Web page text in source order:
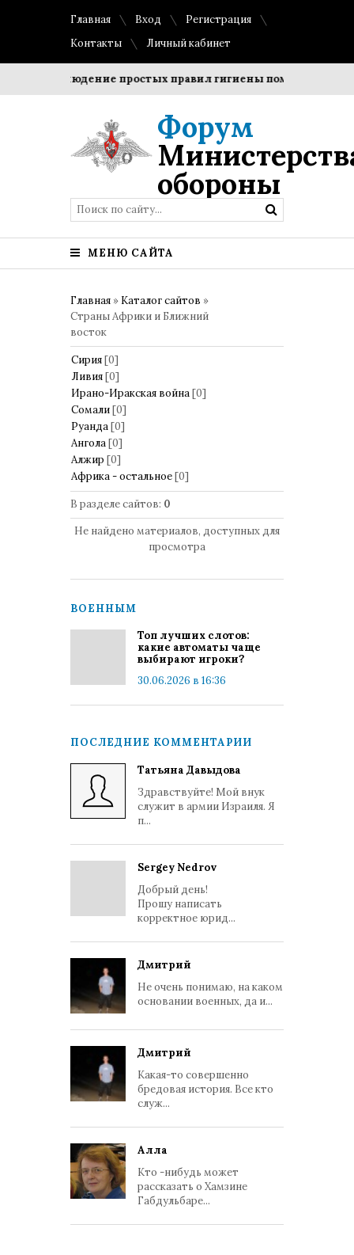
Главная Вход
Регистрация
Контакты
Личный кабинет
Соблюдение простых правил гигиены помогает
Форум
обороны
МЕНЮ САЙТА
Главная » Каталог сайтов »
Страны Африки и Ближний
восток
Сирия[0]
Ливия[0]
Ирано-Иракская война[0]
Сомали[0]
Руанда[0]
Ангола[0]
Алжир [0]
Африка - остальное[0]
В разделе сайтов: 0
Не найдено материалов, доступных для
просмотра
ВОЕННЫМ
Топ лучших слотов:
какие автоматы чаще
выбирают игроки?
30.06.2026 в 16:36
ПОСЛЕДНИЕ КОММЕНТАРИИ
Татьяна Давыдова
Здравствуйте! Мой внук
служит в армии Израиля. Я
п...
Sergey Nedrov
Добрый день!
Прошу написать
корректное юрид...
Дмитрий
Не очень понимаю, на каком
основании военных, да и...
Дмитрий
Какая-то совершенно
бредовая история. Все кто
служ...
Алла
Кто -нибудь может
рассказать о Хамзине
Габдульбаре...